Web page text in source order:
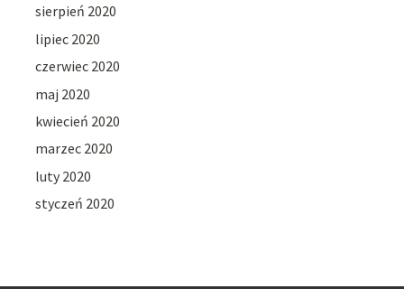
sierpień 2020
lipiec 2020
czerwiec 2020
maj 2020
kwiecień 2020
marzec 2020
luty 2020
styczeń 2020